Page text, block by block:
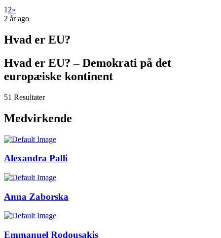
1 2»
2 år ago
Hvad er EU?
Hvad er EU? – Demokrati på det
europæiske kontinent
51 Resultater
Medvirkende
Alexandra Palli
Anna Zaborska
Emmanuel Rodousakis